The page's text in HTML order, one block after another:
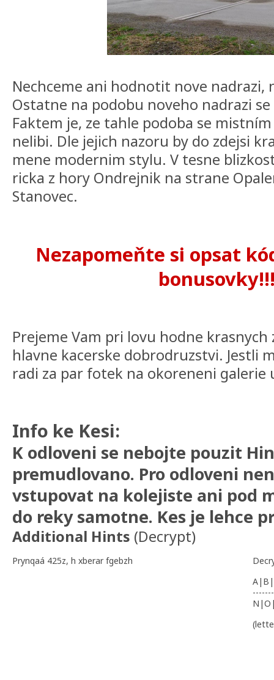
Nechceme ani hodnotit nove nadrazi,
Ostatne na podobu noveho nadrazi
Faktem je, ze tahle podoba se
nelibi. Dle jejich nazoru by do zdejsi
mene modernim stylu. V tesne
ricka z hory Ondrejnik na strane
Stanovec.
Nezapomeňte si opsat
Prejeme Vam pri lovu hodne krasnych
hlavne kacerske dobrodruzstvi. Jestli
radi za par fotek na okoreneni galerie
Info ke Kesi:
K odloveni se nebojte pouzit
premudlovano. Pro odloveni
vstupovat na kolejiste ani pod
do reky samotne. Kes je lehce
Additional Hints (Decrypt)
Prynqaá 425z, h xberar fgebzh